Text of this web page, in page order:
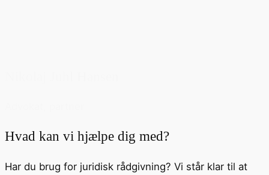
Hvad kan vi hjælpe dig med?
Har du brug for juridisk rådgivning? Vi står klar til at